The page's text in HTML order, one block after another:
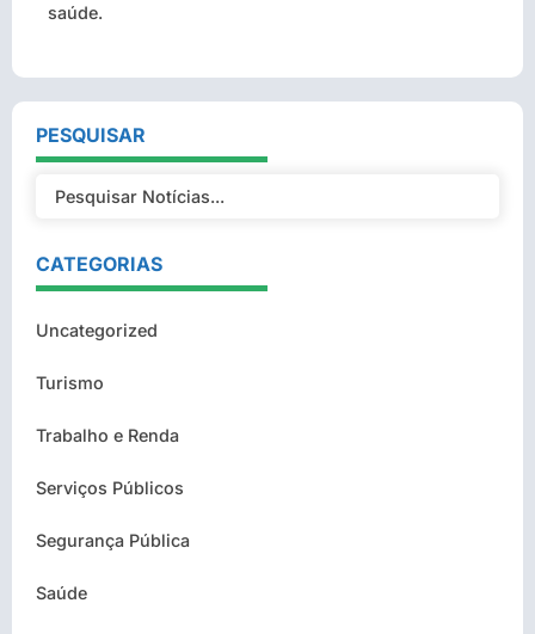
saúde.
PESQUISAR
CATEGORIAS
Uncategorized
Turismo
Trabalho e Renda
Serviços Públicos
Segurança Pública
Saúde